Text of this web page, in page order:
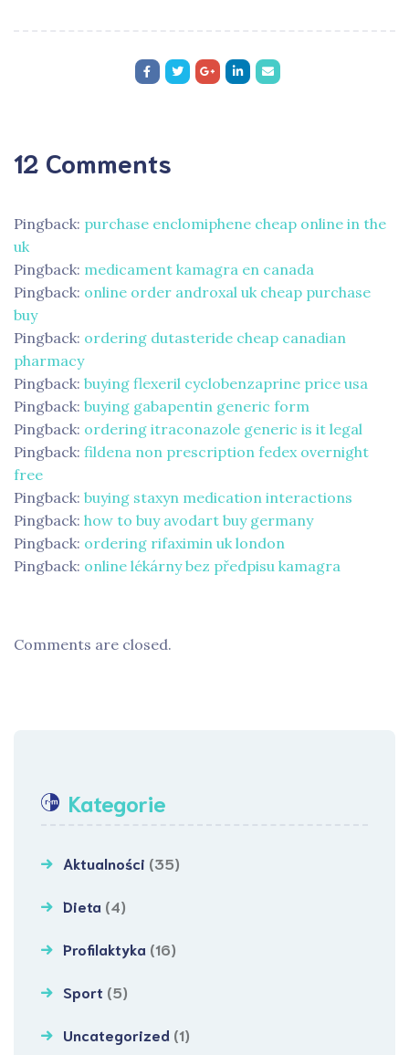
12 Comments
Pingback: purchase enclomiphene cheap online in the
uk
Pingback: medicament kamagra en canada
Pingback: online order androxal uk cheap purchase
buy
Pingback: ordering dutasteride cheap canadian
pharmacy
Pingback: buying flexeril cyclobenzaprine price usa
Pingback: buying gabapentin generic form
Pingback: ordering itraconazole generic is it legal
Pingback: fildena non prescription fedex overnight
free
Pingback: buying staxyn medication interactions
Pingback: how to buy avodart buy germany
Pingback: ordering rifaximin uk london
Pingback: online lékárny bez předpisu kamagra
Comments are closed.
Kategorie
Aktualności (35)
Dieta (4)
Profilaktyka (16)
Sport (5)
Uncategorized (1)